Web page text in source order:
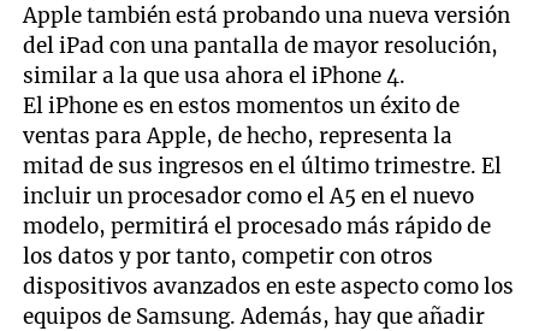
Apple también está probando una nueva versión
del iPad con una pantalla de mayor resolución,
similar a la que usa ahora el iPhone 4.
El iPhone es en estos momentos un éxito de
ventas para Apple, de hecho, representa la
mitad de sus ingresos en el último trimestre. El
incluir un procesador como el A5 en el nuevo
modelo, permitirá el procesado más rápido de
los datos y por tanto, competir con otros
dispositivos avanzados en este aspecto como los
equipos de Samsung. Además, hay que añadir